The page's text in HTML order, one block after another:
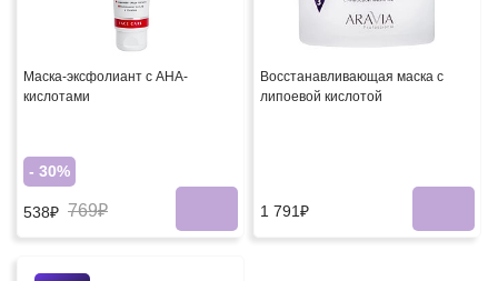
Маска-эксфолиант с AHA-
кислотами
- 30%
538₽ 769₽
Восстанавливающая маска с
липоевой кислотой
1 791₽